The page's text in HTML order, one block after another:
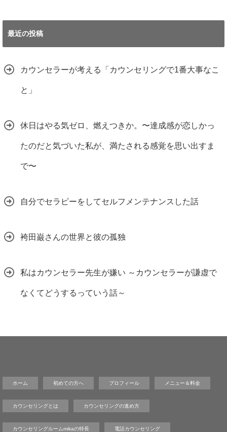
最近の投稿
カウンセラーが考える「カウンセリングで1番大事なこ
と」
休日はやる気ゼロ、燃えつきか。〜達成感が恋しかっ
たのだと気づいた私が、満たされる感覚を思い出すま
で〜
自分でセラピーをしてセルフメンテナンスした話
袴田巌さんの世界と彼の孤独
私はカウンセラー先生が嫌い ～カウンセラーが謙虚で
なくてどうするっていう話～
ホーム 初めての方へ プロフィール メニュー＆料金
カウンセリングとは カウンセリングの進め方
カウンセリングルームmikaの特長 電話カウンセリング